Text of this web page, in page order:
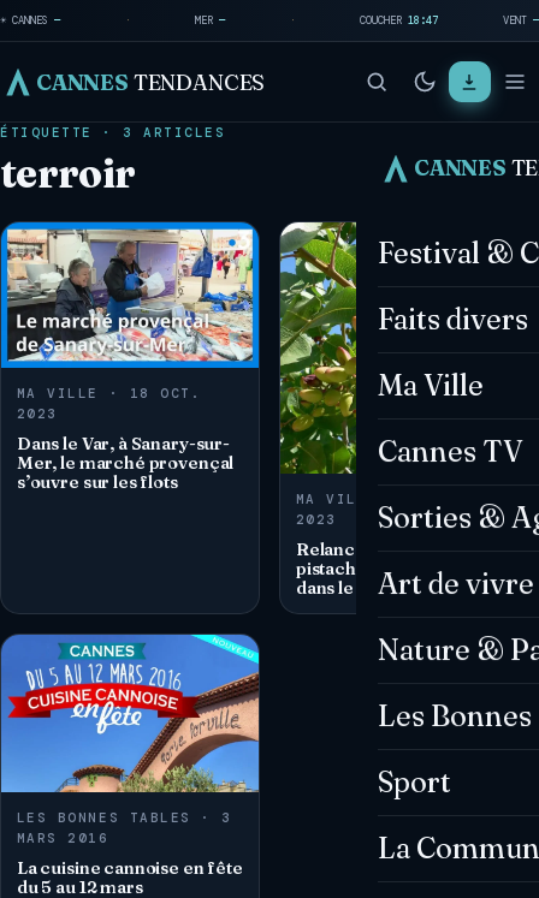
☀ CANNES — · MER— · COUCHER18:47 VENT —
CANNES TENDANCES
CANNES
Festival &
Faits divers
Ma Ville
Cannes TV
Sorties &
Art de vivre
Nature &
Les
Sport
La
ÉTIQUETTE · 3 ARTICLES
terroir
MA VILLE · 18 OCT.
2023
Dans le Var, à Sanary-sur-
Mer, le marché provençal
s’ouvre sur les flots
MA VILLE · 12 AOÛT
2023
Relance de la culture de la
pistache à La Bastidonne,
dans le Vaucluse
LES BONNES TABLES · 3
MARS 2016
La cuisine cannoise en fête
du 5 au 12 mars